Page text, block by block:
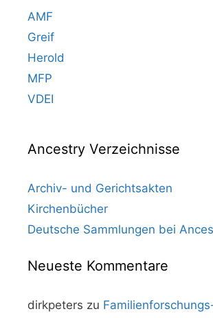
AMF
Greif
Herold
MFP
VDEI
Ancestry Verzeichnisse
Archiv- und Gerichtsakten
Kirchenbücher
Deutsche Sammlungen bei
Neueste Kommentare
dirkpeters zu